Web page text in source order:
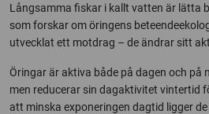
Långsamma fiskar i kallt vatten är lätta
som forskar om öringens
utvecklat ett motdrag – de ändrar sitt
Öringar är aktiva både på dagen och på
men reducerar sin dagaktivitet vintertid
att minska exponeringen dagtid ligger